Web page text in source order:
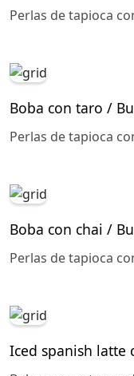
Perlas de tapioca
Boba con taro /
Perlas de tapioca
Boba con chai /
Perlas de tapioca
Iced spanish latte